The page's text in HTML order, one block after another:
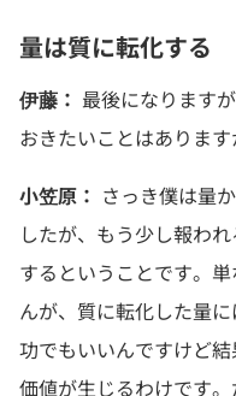
量は質に転化する
伊藤： 最後になります
おきたいことはあります
小笠原： さっき僕は量
したが、もう少し報わ
するということです。
んが、質に転化した量
功でもいいんですけど
価値が生じるわけです